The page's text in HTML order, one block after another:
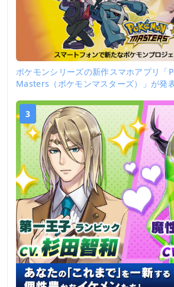
ポケモンシリーズの新作スマホアプリ「
Masters（ポケモンマスターズ）」が発
3